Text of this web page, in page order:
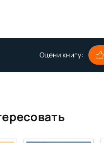
Оцени книгу: